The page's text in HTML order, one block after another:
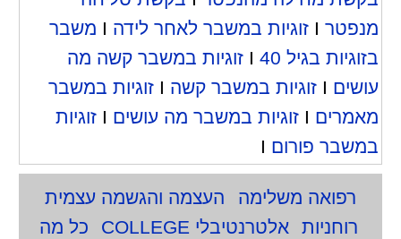
מנפטרI זוגיות במשבר לאחר לידה
משבר
בזוגיות בגיל 40
I
זוגיות במשבר קשה מה
עושים
זוגיות במשבר קשה
זוגיות במשבר
מאמרים
זוגיות במשבר מה עושים
זוגיות
במשבר פורום
רפואה משלימה
העצמה והגשמה עצמית
רוחניות
אלטרנטיבלי COLLEGE
כל מה